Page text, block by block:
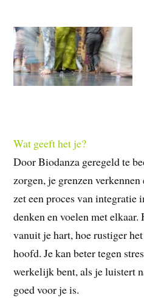
Wat geeft het je?
Door Biodanza geregeld te
zorgen, je grenzen
zet een proces van integratie
denken en voelen met
vanuit je hart, hoe rustiger
hoofd. Je kan beter tegen
werkelijk bent, als je luistert
goed voor je is.